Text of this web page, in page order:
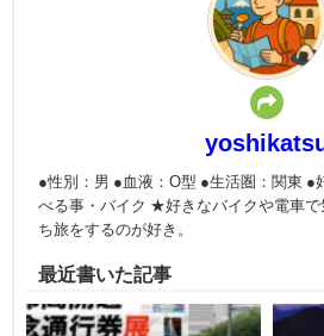
●性別：男 ●血液：O型 ●生活圏：関東 ●
べる事・バイク ★好きなバイクや電車
ち旅をするのが好き。
最近書いた記事